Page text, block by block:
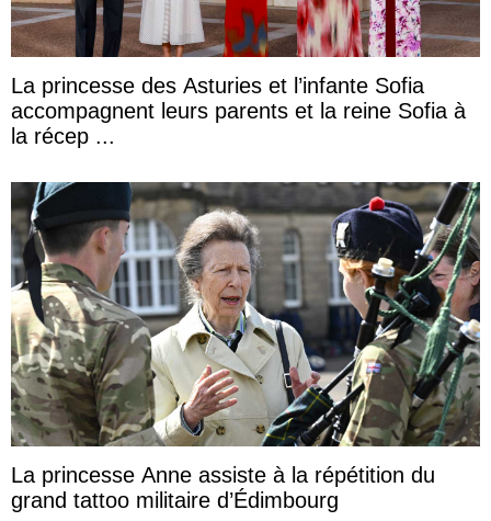
La princesse des Asturies et l’infante Sofia
accompagnent leurs parents et la reine Sofia à
la récep ...
La princesse Anne assiste à la répétition du
grand tattoo militaire d’Édimbourg